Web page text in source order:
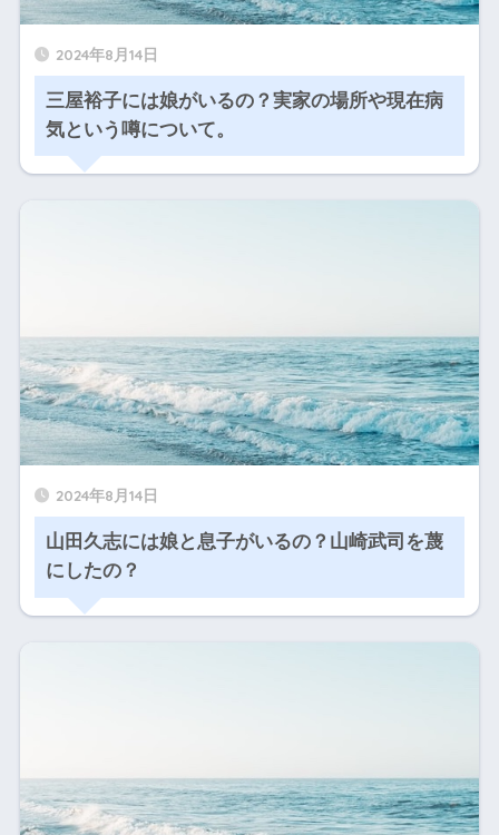
2024年8月14日
三屋裕子には娘がいるの？実家の場所や現在病
気という噂について。
2024年8月14日
山田久志には娘と息子がいるの？山崎武司を蔑
にしたの？